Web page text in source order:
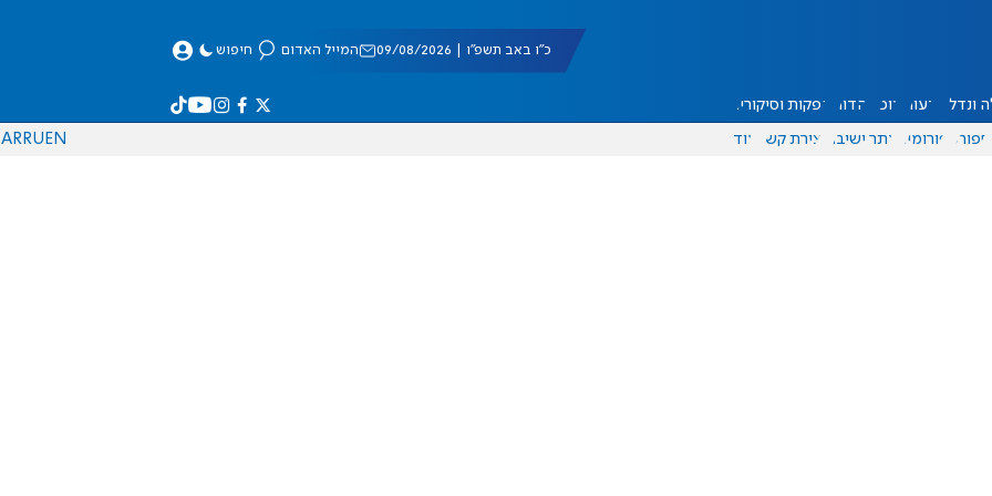
כ"ו באב תשפ"ו | 09/08/2026 המייל האדום חיפוש
ונדל"ן דעות אוכל יהדות הפקות וסיקורים
ספורט פורומים אתר ישיבה יצירת קשר עוד EN
RU
AR